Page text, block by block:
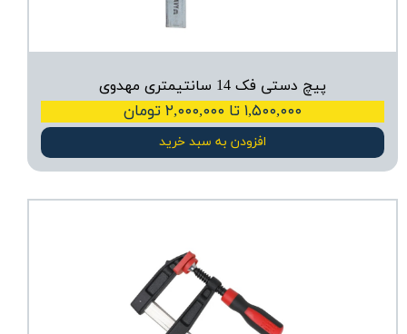
پیچ دستی فک 14 سانتیمتری مهدوی
۱,۵۰۰,۰۰۰ تا ۲,۰۰۰,۰۰۰ تومان
افزودن به سبد خرید